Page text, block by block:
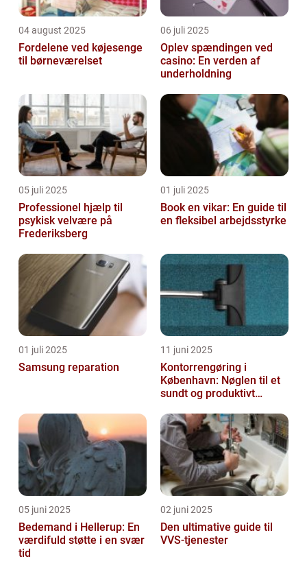
04 august 2025
Fordelene ved køjesenge
til børneværelset
06 juli 2025
Oplev spændingen ved
casino: En verden af
underholdning
05 juli 2025
Professionel hjælp til
psykisk velvære på
Frederiksberg
01 juli 2025
Book en vikar: En guide til
en fleksibel arbejdsstyrke
01 juli 2025
Samsung reparation
11 juni 2025
Kontorrengøring i
København: Nøglen til et
sundt og produktivt
05 juni 2025
Bedemand i Hellerup: En
værdifuld støtte i en svær
tid
02 juni 2025
Den ultimative guide til
VVS-tjenester